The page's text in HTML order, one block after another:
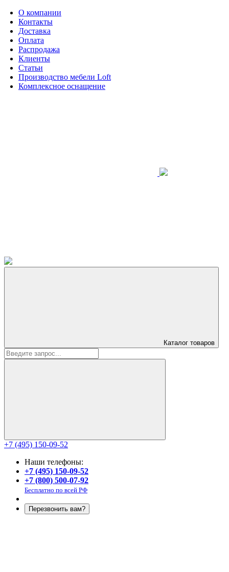
О компании
Контакты
Доставка
Оплата
Распродажа
Клиенты
Статьи
Производство мебели Loft
Комплексное оснащение
Каталог товаров
+7 (495) 150-09-52
Наши телефоны:
+7 (495) 150-09-52
+7 (800) 500-07-92
Бесплатно по всей РФ
Перезвонить вам?